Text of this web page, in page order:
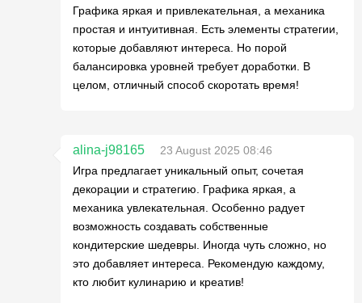
Графика яркая и привлекательная, а механика
простая и интуитивная. Есть элементы стратегии,
которые добавляют интереса. Но порой
балансировка уровней требует доработки. В
целом, отличный способ скоротать время!
alina-j98165
23 August 2025 08:46
Игра предлагает уникальный опыт, сочетая
декорации и стратегию. Графика яркая, а
механика увлекательная. Особенно радует
возможность создавать собственные
кондитерские шедевры. Иногда чуть сложно, но
это добавляет интереса. Рекомендую каждому,
кто любит кулинарию и креатив!